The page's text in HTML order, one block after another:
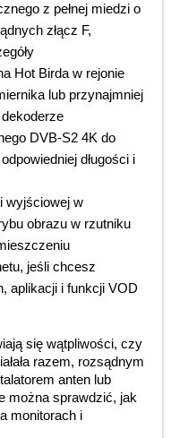
z pełnej miedzi o
złącz F,
Hot Birda w rejonie
lub przynajmniej
DVB-S2 4K do
długości i
wyjściowej w
obrazu w rzutniku
jeśli chcesz
aplikacji i funkcji VOD
się wątpliwości, czy
razem, rozsądnym
anten lub
można sprawdzić, jak
monitorach i